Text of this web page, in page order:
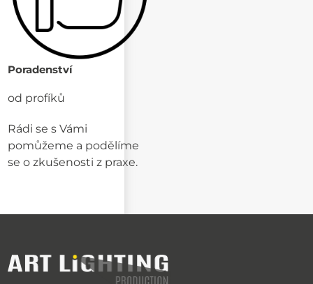
Poradenství
od profíků
Rádi se s Vámi
pomůžeme a podělíme
se o zkušenosti z praxe.